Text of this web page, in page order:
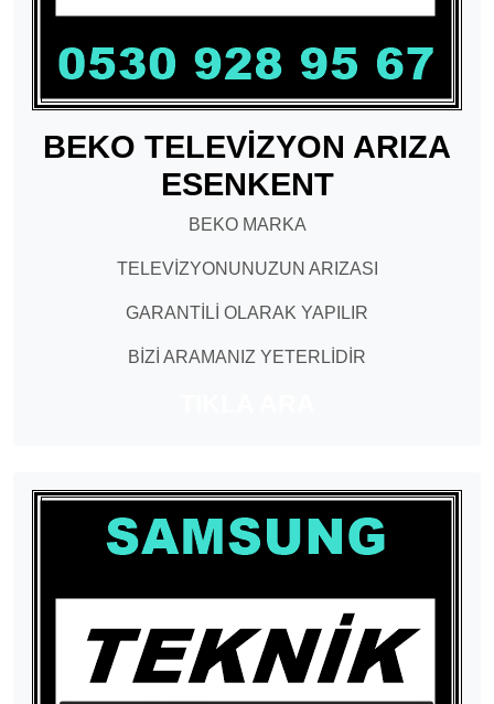
BEKO TELEVİZYON ARIZA
ESENKENT
BEKO MARKA
TELEVİZYONUNUZUN ARIZASI
GARANTİLİ OLARAK YAPILIR
BİZİ ARAMANIZ YETERLİDİR